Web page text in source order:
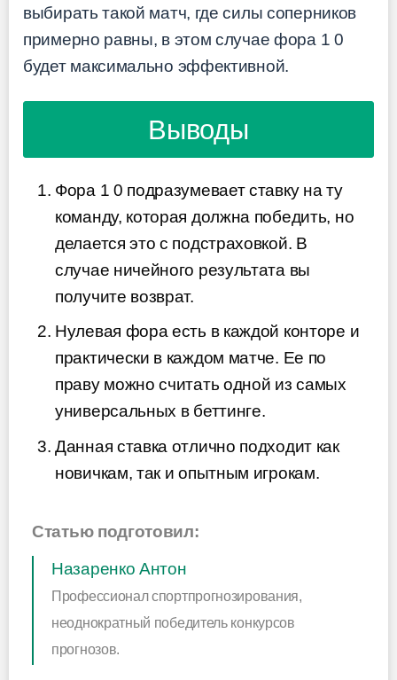
выбирать такой матч, где силы соперников
примерно равны, в этом случае фора 1 0
будет максимально эффективной.
Выводы
Фора 1 0 подразумевает ставку на ту
команду, которая должна победить, но
делается это с подстраховкой. В
случае ничейного результата вы
получите возврат.
Нулевая фора есть в каждой конторе и
практически в каждом матче. Ее по
праву можно считать одной из самых
универсальных в беттинге.
Данная ставка отлично подходит как
новичкам, так и опытным игрокам.
Статью подготовил:
Назаренко Антон
Профессионал спортпрогнозирования,
неоднократный победитель конкурсов
прогнозов.